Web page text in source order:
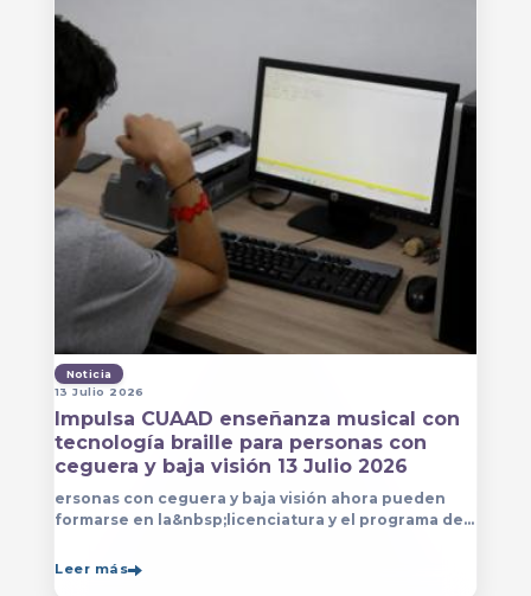
Noticia
13 Julio 2026
Impulsa CUAAD enseñanza musical con
tecnología braille para personas con
ceguera y baja visión 13 Julio 2026
ersonas con ceguera y baja visión ahora pueden
formarse en la&nbsp;licenciatura y el programa de
el&nbsp;
Leer más